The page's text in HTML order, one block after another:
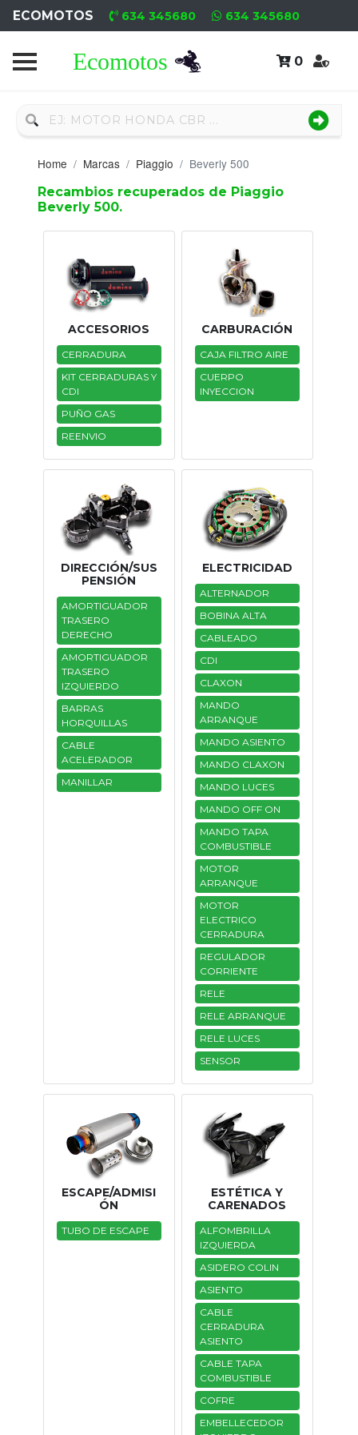
ECOMOTOS 634 345680 634 345680
0
Home
Nuevo
Neumáticos
Campa
Nuevos
Motores
Usados
Tasaciones
Formulario
Empresa
Contacto
Home Marcas Piaggio Beverly 500
Recambios recuperados de Piaggio
Beverly 500.
ACCESORIOS
CERRADURA
KIT CERRADURAS Y
CDI
PUÑO GAS
REENVIO
CARBURACIÓN
CAJA FILTRO AIRE
CUERPO
INYECCION
DIRECCIÓN/SUS
PENSIÓN
AMORTIGUADOR
TRASERO
DERECHO
AMORTIGUADOR
TRASERO
IZQUIERDO
BARRAS
HORQUILLAS
CABLE
ACELERADOR
MANILLAR
ELECTRICIDAD
ALTERNADOR
BOBINA ALTA
CABLEADO
CDI
CLAXON
MANDO
ARRANQUE
MANDO ASIENTO
MANDO CLAXON
MANDO LUCES
MANDO OFF ON
MANDO TAPA
COMBUSTIBLE
MOTOR
ARRANQUE
MOTOR
ELECTRICO
CERRADURA
REGULADOR
CORRIENTE
RELE
RELE ARRANQUE
RELE LUCES
SENSOR
ESCAPE/ADMISI
ÓN
TUBO DE ESCAPE
ESTÉTICA Y
CARENADOS
ALFOMBRILLA
IZQUIERDA
ASIDERO COLIN
ASIENTO
CABLE
CERRADURA
ASIENTO
CABLE TAPA
COMBUSTIBLE
COFRE
EMBELLECEDOR